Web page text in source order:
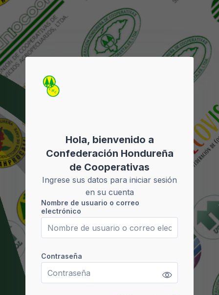
Salta al contenido principal
Hola, bienvenido a
Confederación Hondureña
de Cooperativas
Ingrese sus datos para iniciar sesión
en su cuenta
Saltar a creación de una nueva cuenta
Nombre de usuario o correo electrónico
Nombre de usuario o correo
electrónico
Contraseña
Contraseña